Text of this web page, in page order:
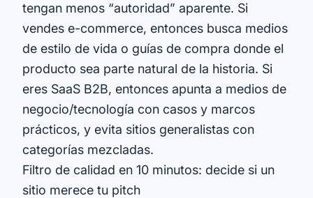
tengan menos “autoridad” aparente. Si
vendes e-commerce, entonces busca medios
de estilo de vida o guías de compra donde el
producto sea parte natural de la historia. Si
eres SaaS B2B, entonces apunta a medios de
negocio/tecnología con casos y marcos
prácticos, y evita sitios generalistas con
categorías mezcladas.
Filtro de calidad en 10 minutos: decide si un
sitio merece tu pitch